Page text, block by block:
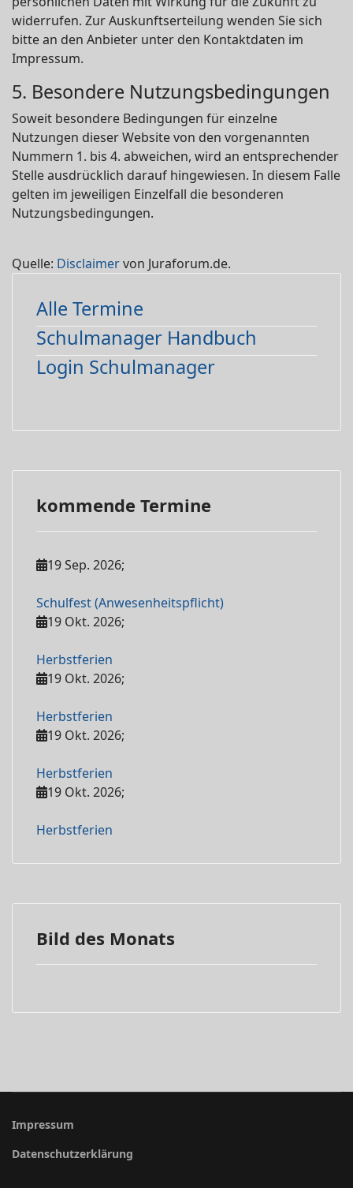
widerrufen. Zur Auskunftserteilung wenden Sie sich
bitte an den Anbieter unter den Kontaktdaten im
Impressum.
5. Besondere Nutzungsbedingungen
Soweit besondere Bedingungen für einzelne
Nutzungen dieser Website von den vorgenannten
Nummern 1. bis 4. abweichen, wird an entsprechender
Stelle ausdrücklich darauf hingewiesen. In diesem Falle
gelten im jeweiligen Einzelfall die besonderen
Nutzungsbedingungen.
Quelle: Disclaimervon Juraforum.de.
Alle Termine
Schulmanager Handbuch
Login Schulmanager
kommende Termine
19 Sep. 2026;
Schulfest (Anwesenheitspflicht)
19 Okt. 2026;
Herbstferien
19 Okt. 2026;
Herbstferien
19 Okt. 2026;
Herbstferien
19 Okt. 2026;
Herbstferien
Bild des Monats
Impressum
Datenschutzerklärung